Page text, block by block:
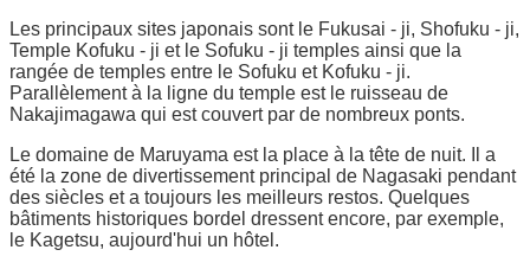
Les principaux sites japonais sont le Fukusai - ji, Shofuku - ji,
Temple Kofuku - ji et le Sofuku - ji temples ainsi que la
rangée de temples entre le Sofuku et Kofuku - ji.
Parallèlement à la ligne du temple est le ruisseau de
Nakajimagawa qui est couvert par de nombreux ponts.
Le domaine de Maruyama est la place à la tête de nuit. Il a
été la zone de divertissement principal de Nagasaki pendant
des siècles et a toujours les meilleurs restos. Quelques
bâtiments historiques bordel dressent encore, par exemple,
le Kagetsu, aujourd'hui un hôtel.